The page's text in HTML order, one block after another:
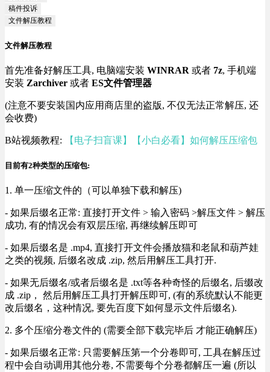
稿件投诉
文件解压教程
文件解压教程
首先准备好解压工具, 电脑端安装 WINRAR 或者 7z, 手机端
安装 Zarchiver 或者 ES文件管理器
(注意不要安装国内应用商店里的盗版, 不仅无法正常解压, 还
会收费)
B站视频教程: 【电子扫盲课】【小白必看】如何解压压缩包
目前有2种类型的压缩包:
1. 单一压缩文件的（可以单独下载和解压)
- 如果后缀名正常: 直接打开文件 > 输入密码 >解压文件 > 解压
成功, 有的情况会有双层压缩, 再继续解压即可
- 如果后缀名是 .mp4, 直接打开文件会播放猫和老鼠和葫芦娃
之类的视频, 后缀名改成 .zip, 然后用解压工具打开.
- 如果无后缀名/或者后缀名是 .txt等各种奇怪的后缀名, 后缀改
成 .zip， 然后用解压工具打开解压即可, (有的系统默认不能更
改后缀名，这种情况, 要先百度下如何显示文件后缀名).
2. 多个压缩分卷文件的 (需要全部下载完毕后 才能正确解压)
- 如果后缀名正常: 只需要解压第一个分卷即可, 工具在解压过
程中会自动调用其他分卷, 不需要每个分卷都解压一遍 (所以